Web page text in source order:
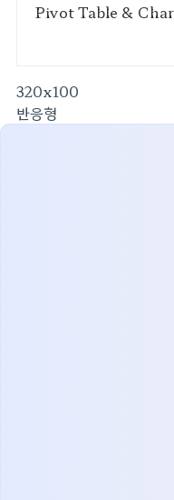
Pivot Table &
320x100
반응형